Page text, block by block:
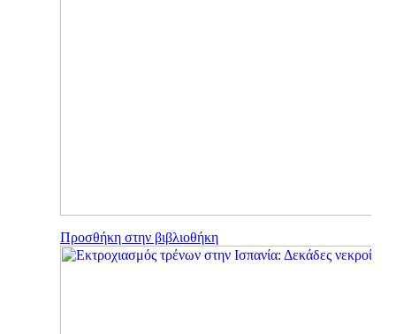
Προσθήκη στην βιβλιοθήκη